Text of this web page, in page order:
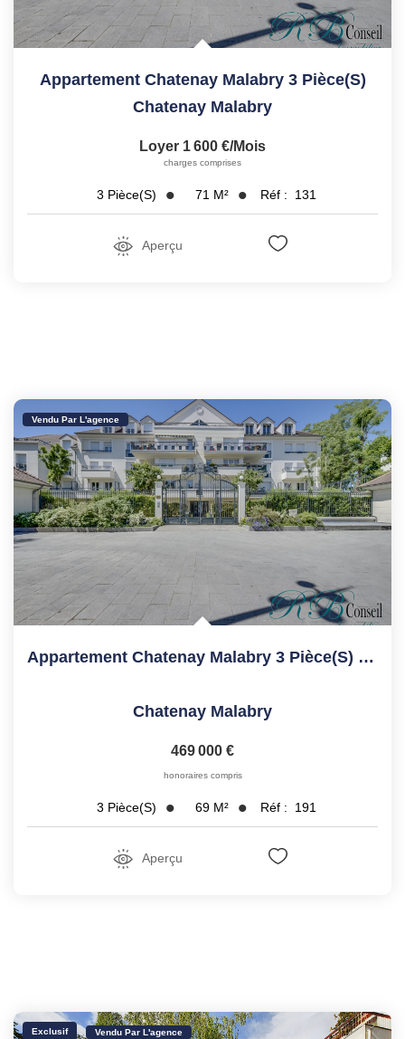
Appartement Chatenay Malabry 3 Pièce(s)
Chatenay Malabry
Loyer 1 600 €/mois
charges comprises
3 Pièce(s) 71 M² Réf : 131
Aperçu
Vendu Par L'agence
Appartement Chatenay Malabry 3 Pièce(s) 68.91 M2
Chatenay Malabry
469 000 €
honoraires compris
3 Pièce(s) 69 M² Réf : 191
Aperçu
Exclusif Vendu Par L'agence